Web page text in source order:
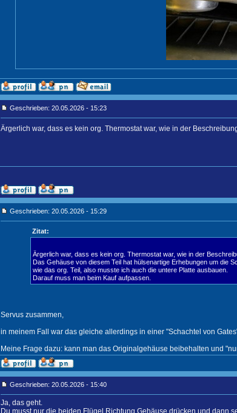
Geschrieben: 20.05.2026 - 15:23
Ärgerlich war, dass es kein org. Thermostat war, wie in der
Geschrieben: 20.05.2026 - 15:29
Zitat:
Ärgerlich war, dass es kein org. Thermostat war, wie in der
Das Gehäuse von diesem Teil hat hülsenartige Erhebungen um die
wie das org. Teil, also musste ich auch die untere Platte ausbauen.
Darauf muss man beim Kauf aufpassen.
Servus zusammen,
in meinem Fall war das gleiche allerdings in einer "Schachtel von
Meine Frage dazu: kann man das Originalgehäuse beibehalten und
Geschrieben: 20.05.2026 - 15:40
Ja, das geht.
Du musst nur die beiden Flügel Richtung Gehäuse drücken und dann